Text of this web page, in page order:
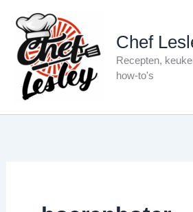
naar
inhoud
Chef
Recepten,
how-to's